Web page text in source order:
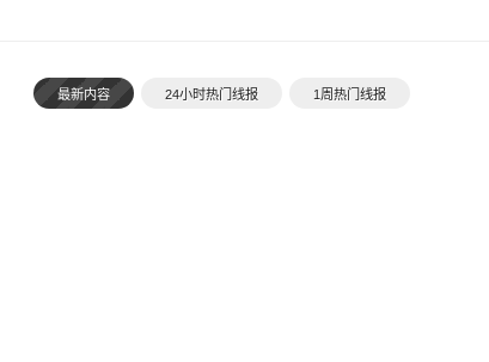
最新内容 24小时热门线报 1周热门线报